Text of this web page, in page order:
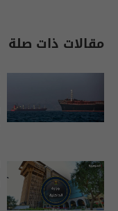
مقالات ذات صلة